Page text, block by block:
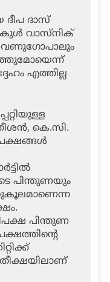
ദാസ്
വാസ്നിക്
വേണുഗോപാലും
എത്തില്ല
കെ.സി.
പിന്തുണയും
പിന്തുണ